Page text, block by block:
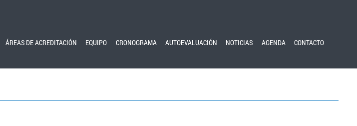
ÁREAS DE ACREDITACIÓN EQUIPO CRONOGRAMA AUTOEVALUACIÓN NOTICIAS AGENDA CONTACTO